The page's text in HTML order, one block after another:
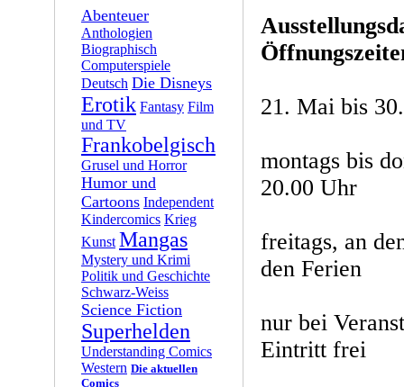
Abenteuer
Anthologien
Biographisch
Computerspiele
Deutsch Die Disneys
Erotik Fantasy Film
und TV
Frankobelgisch
Grusel und Horror
Humor und
Cartoons Independent
Kindercomics Krieg
Kunst Mangas
Mystery und Krimi
Politik und Geschichte
Schwarz-Weiss
Science Fiction
Superhelden
Understanding Comics
Western Die aktuellen
Comics
21. Mai bis
montags bis
20.00 Uhr
freitags, an
den Ferien
nur bei
Eintritt frei